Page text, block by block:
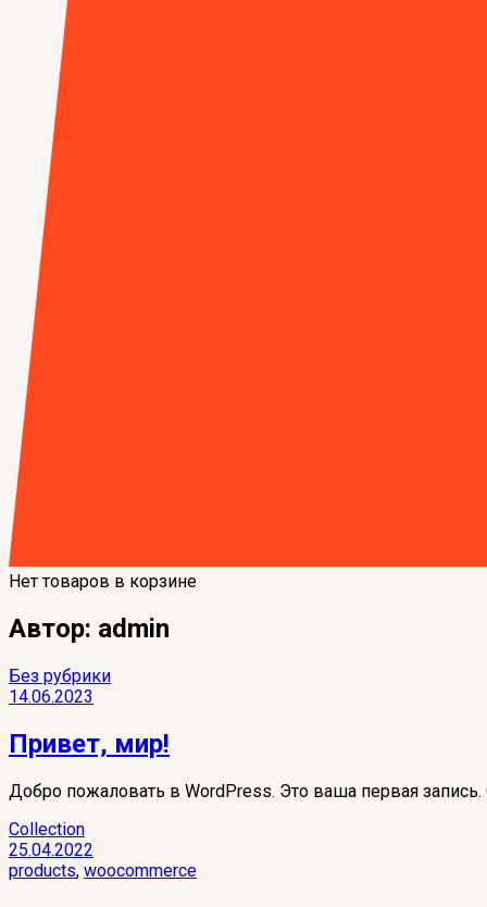
Нет товаров в корзине
Автор: admin
Без рубрики
14.06.2023
Привет, мир!
Добро пожаловать в WordPress. Это ваша первая запись.
Collection
25.04.2022
products, woocommerce